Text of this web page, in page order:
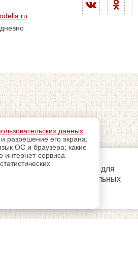
данных:
разрешение его экрана;
ОС и браузера; какие
сервиса
Пройдитерегистрацию
для
использования дополнительных